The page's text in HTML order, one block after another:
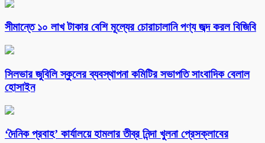
সীমান্তে ১০ লাখ টাকার বেশি মূল্যের চোরাচালানি পণ্য জব্দ করল বিজিবি
সিলভার জুবিলি স্কুলের ব্যবস্থাপনা কমিটির সভাপতি সাংবাদিক বেলাল
হোসাইন
‘দৈনিক প্রবাহ’ কার্যালয়ে হামলার তীব্র নিন্দা খুলনা প্রেসক্লাবের